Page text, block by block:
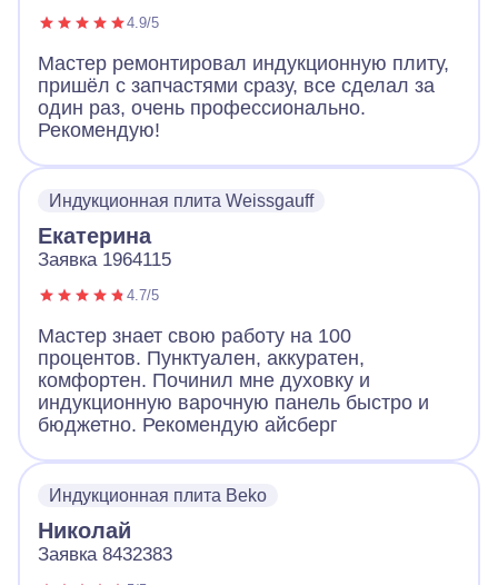
4.9/5
Мастер ремонтировал индукционную плиту,
пришёл с запчастями сразу, все сделал за
один раз, очень профессионально.
Рекомендую!
Индукционная плита Weissgauff
Екатерина
Заявка 1964115
4.7/5
Мастер знает свою работу на 100
процентов. Пунктуален, аккуратен,
комфортен. Починил мне духовку и
индукционную варочную панель быстро и
бюджетно. Рекомендую айсберг
Индукционная плита Beko
Николай
Заявка 8432383